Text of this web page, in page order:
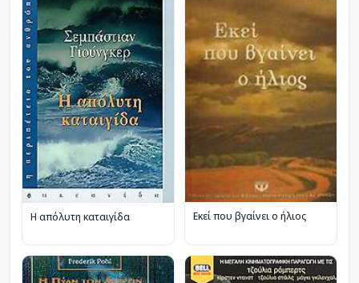
Η απόλυτη καταιγίδα Εκεί που βγαίνει ο ήλιος